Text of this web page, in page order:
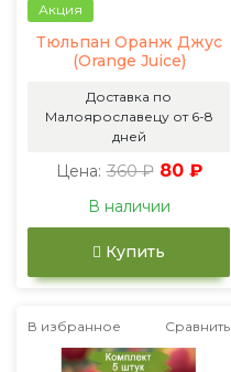
Акция
Тюльпан Оранж Джус
(Orange Juice)
Доставка по
Малоярославецу от 6-8
дней
Цена: 360 ₽ 80 ₽
В наличии
Купить
В избранное Сравнить